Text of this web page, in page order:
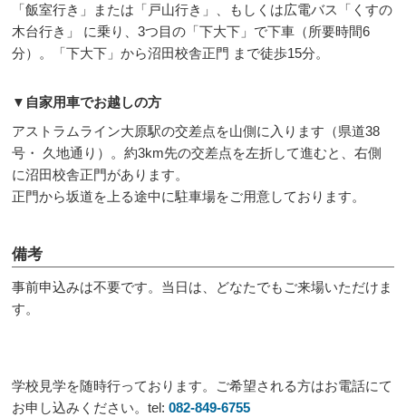
「飯室行き」または「戸山行き」、もしくは広電バス「くすの
木台行き」 に乗り、3つ目の「下大下」で下車（所要時間6
分）。「下大下」から沼田校舎正門 まで徒歩15分。
▼自家用車でお越しの方
アストラムライン大原駅の交差点を山側に入ります（県道38
号・ 久地通り）。約3km先の交差点を左折して進むと、右側
に沼田校舎正門があります。
正門から坂道を上る途中に駐車場をご用意しております。
備考
事前申込みは不要です。当日は、どなたでもご来場いただけま
す。
学校見学を随時行っております。ご希望される方はお電話にて
お申し込みください。tel:082-849-6755